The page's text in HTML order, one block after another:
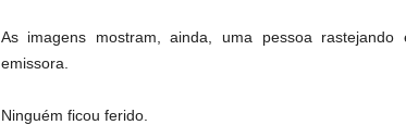
As imagens mostram, ainda, uma pessoa
emissora.
Ninguém ficou ferido.